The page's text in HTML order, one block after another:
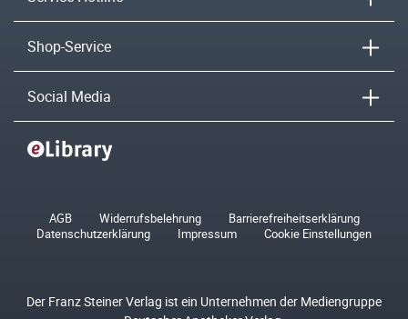
Shop-Service
Social Media
AGB Widerrufsbelehrung
Barrierefreiheitserklärung
Datenschutzerklärung
Impressum Cookie Einstellungen
Der Franz Steiner Verlag ist ein Unternehmen der Mediengruppe